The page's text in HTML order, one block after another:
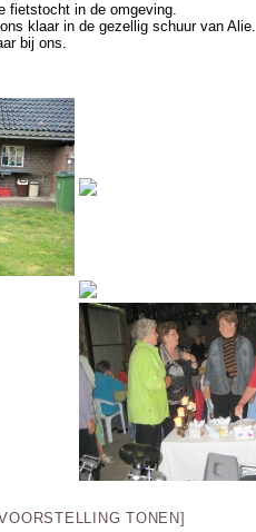
fietstocht in de omgeving.
klaar in de gezellig schuur van Alie.
bij ons.
TONEN]